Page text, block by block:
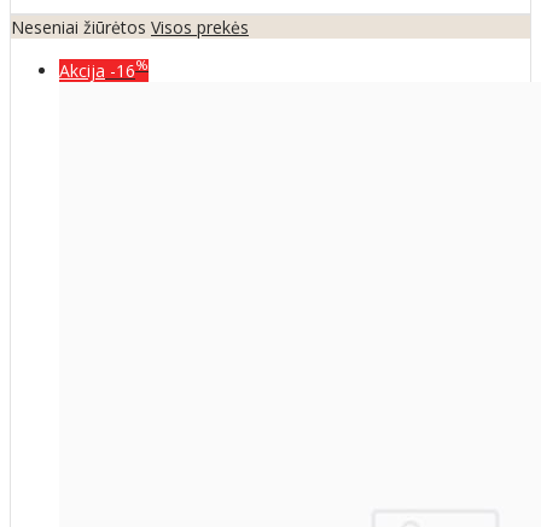
Neseniai žiūrėtos Visos prekės
Akcija -16%